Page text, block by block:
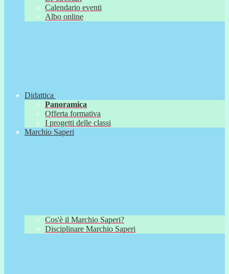
Calendario eventi
Albo online
Didattica
Panoramica
Offerta formativa
I progetti delle classi
Marchio Saperi
Cos'è il Marchio Saperi?
Disciplinare Marchio Saperi